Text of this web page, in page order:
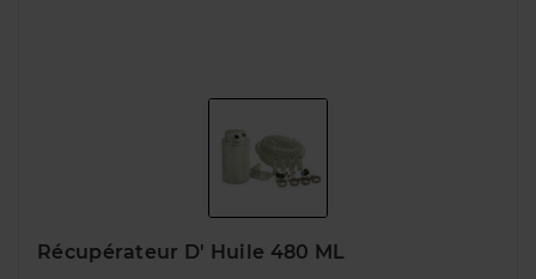
Récupérateur D' Huile 480 ML